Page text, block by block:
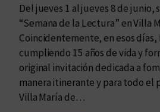
c
i
ó
n
p
o
r
Del jueves 1 al jueves 8 de junio,
“Semana de la Lectura” en Villa
Coincidentemente, en esos días,
cumpliendo 15 años de vida y
original invitación dedicada a
manera itinerante y para todo el
Villa María de…